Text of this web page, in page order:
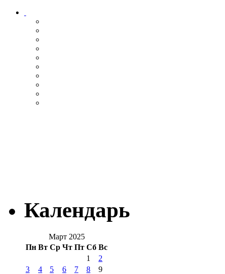
Календарь
Март 2025
Пн Вт Ср Чт Пт Сб Вс
1
2
3
4 5 6 7 8
9